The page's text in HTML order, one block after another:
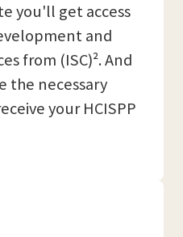
you'll get access
and
from (ISC)². And
the necessary
your HCISPP